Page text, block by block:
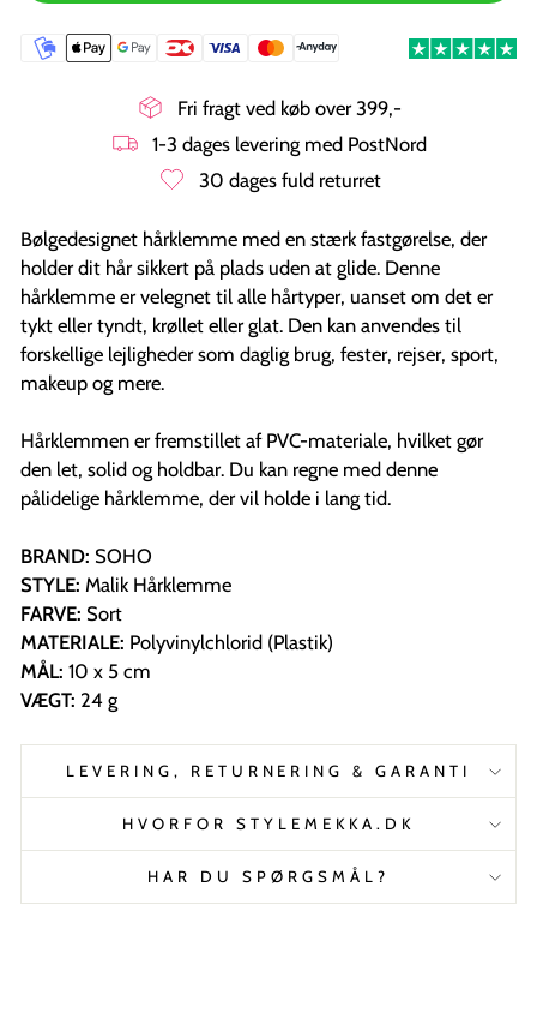
Fri fragt ved køb over 399,-
1-3 dages levering med PostNord
30 dages fuld returret
Bølgedesignet hårklemme med en stærk fastgørelse, der
holder dit hår sikkert på plads uden at glide. Denne
hårklemme er velegnet til alle hårtyper, uanset om det er
tykt eller tyndt, krøllet eller glat. Den kan anvendes til
forskellige lejligheder som daglig brug, fester, rejser, sport,
makeup og mere.
Hårklemmen er fremstillet af PVC-materiale, hvilket gør
den let, solid og holdbar. Du kan regne med denne
pålidelige hårklemme, der vil holde i lang tid.
BRAND: SOHO
STYLE: Malik Hårklemme
FARVE: Sort
MATERIALE: Polyvinylchlorid (Plastik)
MÅL: 10 x 5 cm
VÆGT: 24 g
LEVERING, RETURNERING & GARANTI
HVORFOR STYLEMEKKA.DK
HAR DU SPØRGSMÅL?